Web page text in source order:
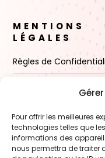
Pour offrir les meilleures
technologies telles que
informations des
nous permettra de traiter
MENTIONS
LÉGALES
Règles de
Politique de cookies